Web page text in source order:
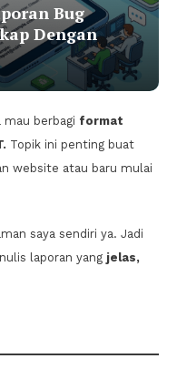
Bug
Dengan
mau berbagi format
Topik ini penting buat
website atau baru mulai
saya sendiri ya. Jadi
laporan yang jelas,